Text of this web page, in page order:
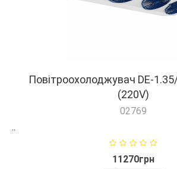
Повітроохолоджувач DE-
(220V)
02769
..
11270грн